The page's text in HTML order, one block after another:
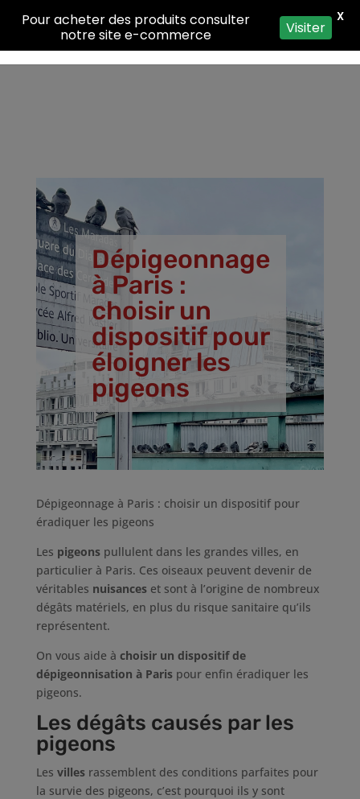
Dépigeonnage
à Paris :
choisir un
dispositif pour
éloigner les
pigeons
Dépigeonnage à Paris : choisir un dispositif pour
éradiquer les pigeons
Les pigeonspullulent dans les grandes villes, en
particulier à Paris. Ces oiseaux peuvent devenir de
véritables nuisanceset sont à l’origine de nombreux
dégâts matériels, en plus du risque sanitaire qu’ils
représentent.
On vous aide à choisir un dispositif de
dépigeonnisation à Parispour enfin éradiquer les
pigeons.
Les dégâts causés par les
pigeons
Les villesrassemblent des conditions parfaites pour
la survie des pigeons, c’est pourquoi ils y sont
Pour acheter des produits consulter
notre site e-commerce
Visiter
X